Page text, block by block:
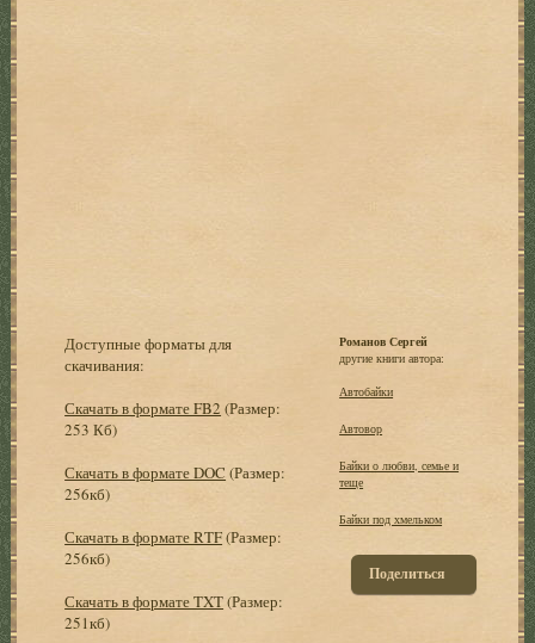
Доступные форматы для
скачивания:
Скачать в формате FB2 (Размер:
253 Кб)
Скачать в формате DOC (Размер:
256кб)
Скачать в формате RTF(Размер:
256кб)
Скачать в формате TXT(Размер:
251кб)
Романов Сергей
другие книги автора:
Автобайки
Автовор
Байки о любви, семье и
теще
Байки под хмельком
Поделиться